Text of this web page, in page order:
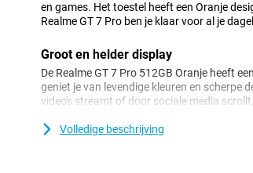
en games. Het toestel heeft een Oranje
Realme GT 7 Pro ben je klaar voor al je
Groot en helder display
De Realme GT 7 Pro 512GB Oranje heeft
geniet je van levendige kleuren en scherpe
video's streamt of door sociale media
Volledige beschrijving